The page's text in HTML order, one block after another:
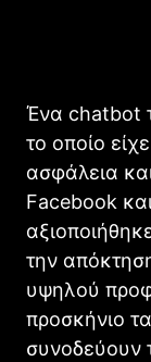
Ένα chatbot
το οποίο
ασφάλεια
Facebook
την
υψηλού
προσκήνιο
συνοδεύουν